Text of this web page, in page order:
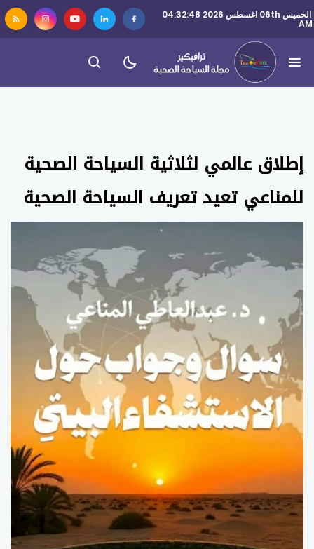
الخميس 06th اغسطس 2026 04:32:48
AM
إطلاق عالمي لثلاثية السياحة الصحية
للمناعي تعيد تعريف السياحة الصحية